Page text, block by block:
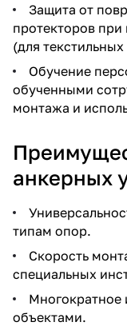
Защита от
протекторов
(для
Обучение
обученными
монтажа и
анкерных
типам опор.
Скорость
специальных
Многократное
объектами.